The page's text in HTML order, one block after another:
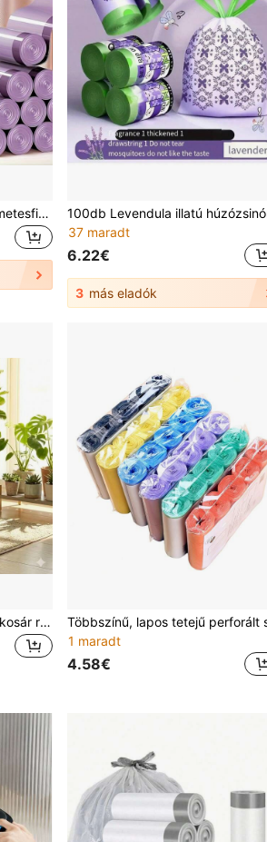
100 db-os hordozható szemetesfiók, otthonra, partira alkalmas, lila szemeteszsákok
37 maradt
6.22€
3 más eladók
Fekete vas kerek szemeteskosár rácsos nyílásokkal, irodákba, szobákba, fürdőszobákba, fedél nélküli kivitelben. Stabil szerkezet, kevés helyet foglal, könnyen elhelyezhető az íróasztal alatt vagy szűk sarkokban.
1 maradt
4.58€